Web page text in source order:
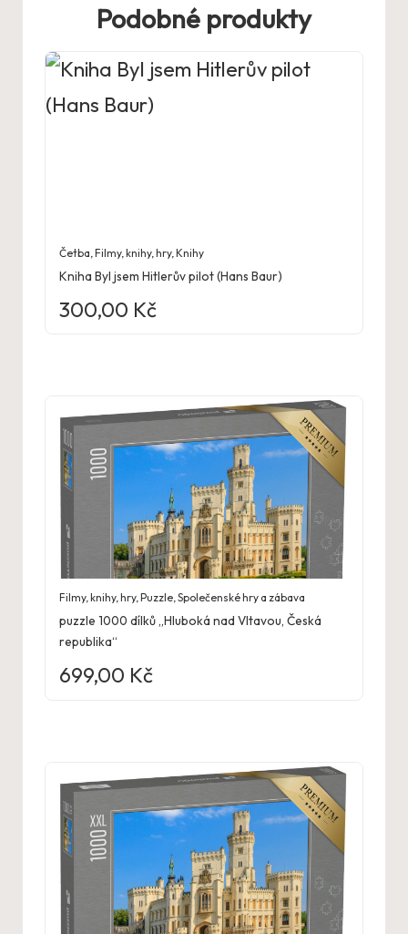
Podobné produkty
Četba ,Filmy, knihy, hry,Knihy
Kniha Byl jsem Hitlerův pilot (Hans Baur)
300,00 Kč
Filmy, knihy, hry,Puzzle ,Společenské hry a zábava
puzzle 1000 dílků „Hluboká nad Vltavou, Česká
republika“
699,00 Kč